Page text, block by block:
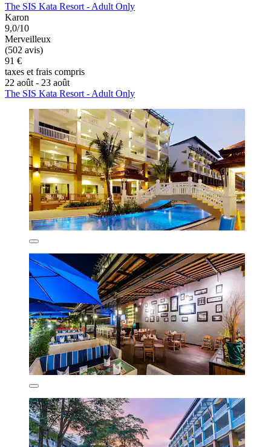
The SIS Kata Resort - Adult Only
Karon
9,0/10
Merveilleux
(502 avis)
91 €
taxes et frais compris
22 août - 23 août
The SIS Kata Resort - Adult Only